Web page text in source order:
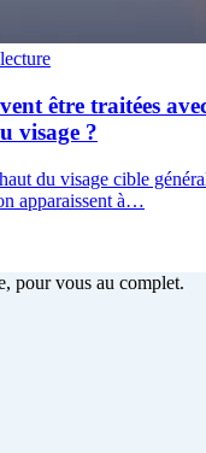
être traitées
visage ?
du visage cible
apparaissent à…
pour vous au complet.